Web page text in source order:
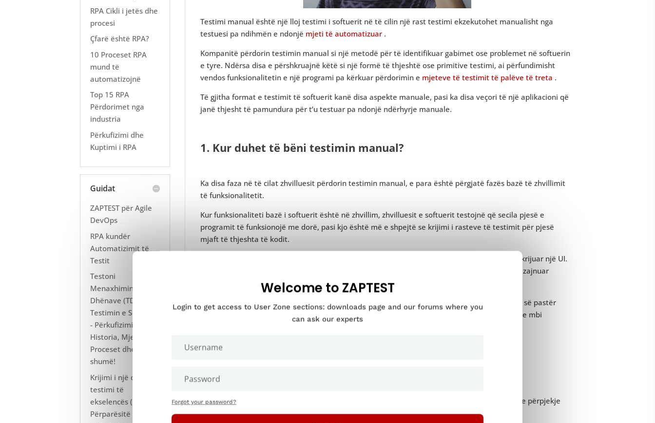
Testimi manual është një lloj testimi i softuerit në të cilin një rast testimi ekzekutohet manualisht nga
testuesi pa ndihmën e ndonjë mjeti të automatizuar .
Kompanitë përdorin testimin manual si një metodë për të identifikuar gabimet ose problemet në softuerin
e tyre. Ndërsa disa e përshkruajnë këtë si një formë të thjeshtë ose primitive testimi, ai përfundimisht
vendos funksionalitetin e një programi pa kërkuar përdorimin e mjeteve të testimit të palëve të treta .
Të gjitha format e testimit të softuerit kanë disa aspekte manuale, pasi ka disa veçori të një aplikacioni që
janë thjesht të pamundura për t’u testuar pa ndonjë ndërhyrje manuale.
1. Kur duhet të bëni testimin manual?
Ka disa faza në të cilat zhvilluesit përdorin testimin manual, e para është përgjatë fazës bazë të zhvillimit
të funksionalitetit.
Kur funksionaliteti bazë i softuerit është në zhvillim, zhvilluesit e softuerit testojnë që secila pjesë e
programit të funksionojë me dorë, pasi kjo është më e shpejtë se krijimi i rasteve të testimit për pjesë
mjaft të thjeshta të kodit.
Testimi manual është gjithashtu i përhapur në fazat e fundit të zhvillimit kur një program ka krijuar një UI.
përfshin shikimin se si një përdorues i jetës reale i përgjigjet mënyrës se si janë dizajnuar
menutë dhe si funksionon sistemi.
Meqenëse kjo përfshin shumë të dhëna cilësore dhe opinione personale në vend të metrikës së pastër
sasiore, testimi manual është opsioni ideal për të marrë një shkallë më të madhe të njohurive mbi
Ka disa raste në të cilat përdorimi i testimit manual do të kërkonte shumë më tepër kohë dhe përpjekje
sesa është e nevojshme, e para prej tyre është në testimin e bazës së të dhënave.
RPA Cikli i jetës dhe
procesi
Çfarë është RPA?
10 Proceset RPA
mund të
automatizojnë
Top 15 RPA
Përdorimet nga
industria
Përkufizimi dhe
Kuptimi i RPA
Guidat
ZAPTEST për Agile
DevOps
RPA kundër
Automatizimit të
Testit
Testoni
Menaxhimin e të
Dhënave (TDM) në
Testimin e Softuerit
- Përkufizimi,
Historia, Mjetet,
Proceset dhe më
shumë!
Krijimi i një qendre
testimi të
ekselencës (TCoE) -
Përparësitë e
Welcome to ZAPTEST
Login to get access to User Zone sections: downloads page and our forums where you
can ask our experts
Forgot your password?